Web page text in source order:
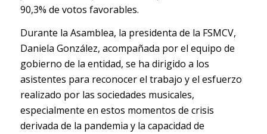
90,3% de votos favorables.
Durante la Asamblea, la presidenta de la FSMCV,
Daniela González, acompañada por el equipo de
gobierno de la entidad, se ha dirigido a los
asistentes para reconocer el trabajo y el esfuerzo
realizado por las sociedades musicales,
especialmente en estos momentos de crisis
derivada de la pandemia y la capacidad de